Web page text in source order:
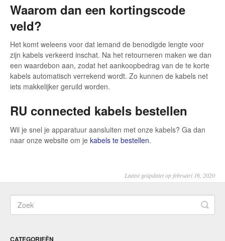
Waarom dan een kortingscode
veld?
Het komt weleens voor dat iemand de benodigde lengte voor
zijn kabels verkeerd inschat. Na het retourneren maken we dan
een waardebon aan, zodat het aankoopbedrag van de te korte
kabels automatisch verrekend wordt. Zo kunnen de kabels net
iets makkelijker geruild worden.
RU connected kabels bestellen
Wil je snel je apparatuur aansluiten met onze kabels? Ga dan
naar onze website om je kabels te bestellen.
Laatst geüpdatet op februari 16, 2020
CATEGORIEËN